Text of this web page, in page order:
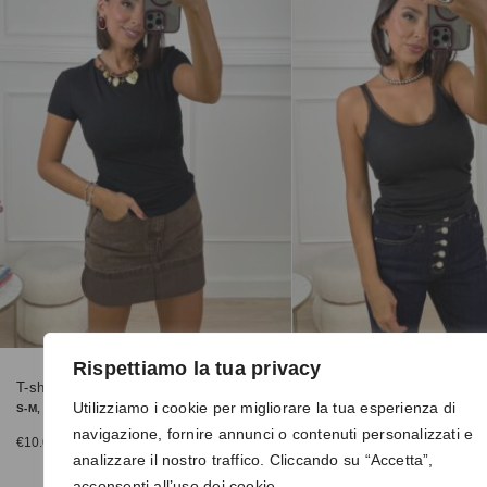
Rispettiamo la tua privacy
Utilizziamo i cookie per migliorare la tua esperienza di
navigazione, fornire annunci o contenuti personalizzati e
analizzare il nostro traffico. Cliccando su “Accetta”,
T-shirt 4942 nera
S-M, M-L
€10.00
L
15.00
€9.00